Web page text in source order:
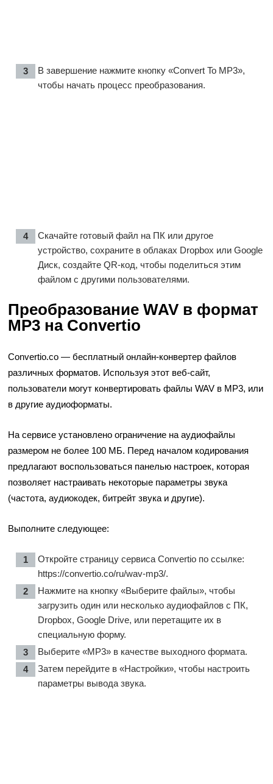
В завершение нажмите кнопку «Convert To MP3»,
чтобы начать процесс преобразования.
Скачайте готовый файл на ПК или другое
устройство, сохраните в облаках Dropbox или Google
Диск, создайте QR-код, чтобы поделиться этим
файлом с другими пользователями.
Преобразование WAV в формат
MP3 на Convertio
Convertio.co — бесплатный онлайн-конвертер файлов
различных форматов. Используя этот веб-сайт,
пользователи могут конвертировать файлы WAV в MP3, или
в другие аудиоформаты.
На сервисе установлено ограничение на аудиофайлы
размером не более 100 МБ. Перед началом кодирования
предлагают воспользоваться панелью настроек, которая
позволяет настраивать некоторые параметры звука
(частота, аудиокодек, битрейт звука и другие).
Выполните следующее:
Откройте страницу сервиса Convertio по ссылке:
https://convertio.co/ru/wav-mp3/.
Нажмите на кнопку «Выберите файлы», чтобы
загрузить один или несколько аудиофайлов с ПК,
Dropbox, Google Drive, или перетащите их в
специальную форму.
Выберите «MP3» в качестве выходного формата.
Затем перейдите в «Настройки», чтобы настроить
параметры вывода звука.